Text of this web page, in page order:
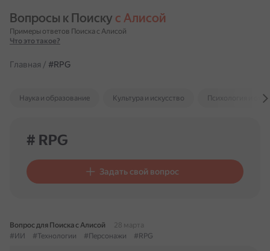
Вопросы к Поиску с Алисой
Примеры ответов Поиска с Алисой
Что это такое?
Главная / #RPG
Наука и образование Культура и искусство Психология и
# RPG
Задать свой вопрос
Вопрос для Поиска с Алисой
28 марта
#ИИ
#Технологии #Персонажи #RPG